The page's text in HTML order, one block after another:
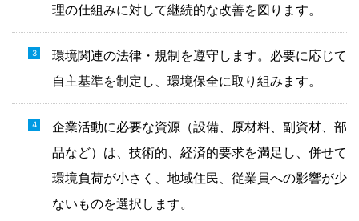
理の仕組みに対して継続的な改善を図ります。
環境関連の法律・規制を遵守します。必要に応じて
自主基準を制定し、環境保全に取り組みます。
企業活動に必要な資源（設備、原材料、副資材、部
品など）は、技術的、経済的要求を満足し、併せて
環境負荷が小さく、地域住民、従業員への影響が少
ないものを選択します。